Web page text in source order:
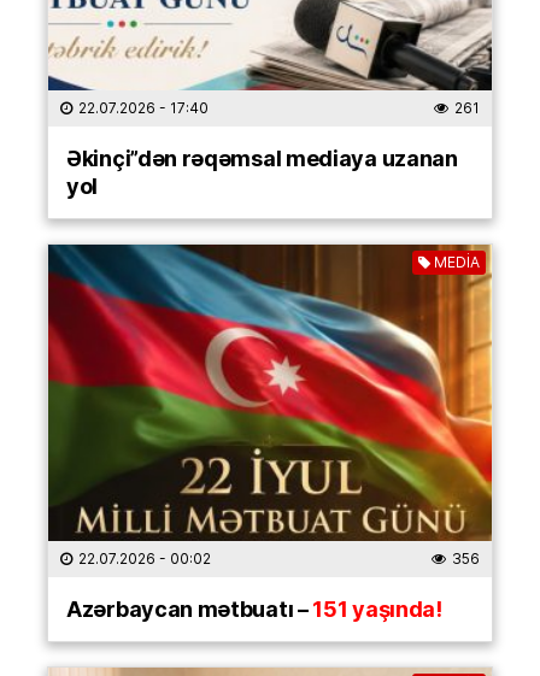
22.07.2026 - 17:40 261
Əkinçi”dən rəqəmsal mediaya uzanan
yol
MEDİA
22.07.2026 - 00:02 356
Azərbaycan mətbuatı –151 yaşında!